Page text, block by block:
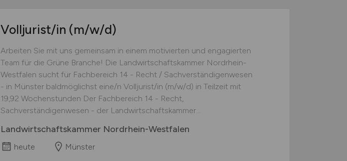
Volljurist/in (m/w/d)
Arbeiten Sie mit uns gemeinsam in einem motivierten und engagierten
Team für die Grüne Branche! Die Landwirtschaftskammer Nordrhein-
Westfalen sucht für Fachbereich 14 - Recht / Sachverständigenwesen
- in Münster baldmöglichst eine/n Volljurist/in (m/w/d) in Teilzeit mit
19,92 Wochenstunden Der Fachbereich 14 - Recht,
Sachverständigenwesen - der Landwirtschaftskammer...
Landwirtschaftskammer Nordrhein-Westfalen
heute Münster